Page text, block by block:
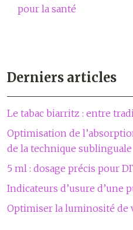
pour la santé
Derniers articles
Le tabac biarritz : entre
Optimisation de
de la technique sublinguale
5 ml : dosage précis pour
Indicateurs d’usure d’une
Optimiser la luminosité de